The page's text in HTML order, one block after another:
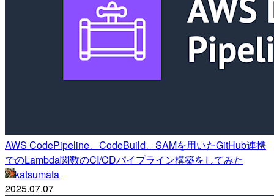
AWS CodePipeline、CodeBuild、SAMを用いたGitHub連携
でのLambda関数のCI/CDパイプライン構築をしてみた
katsumata
2025.07.07